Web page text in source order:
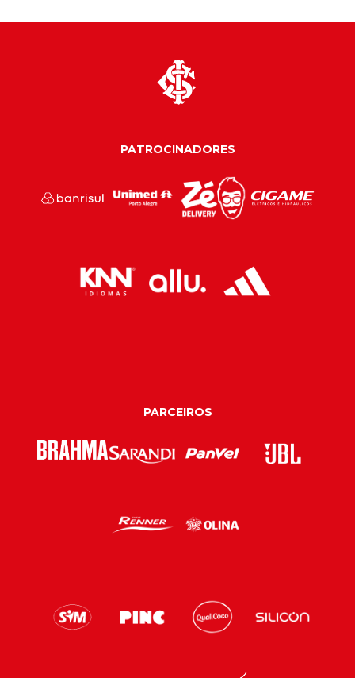
PATROCINADORES
PARCEIROS